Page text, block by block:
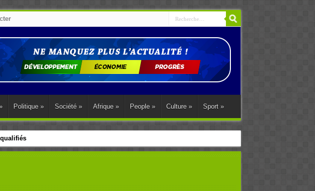
Politique » Société » Afrique » People » Culture » Sport »
sur la question des réparations